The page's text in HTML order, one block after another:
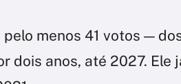
menos 41 votos —
dois anos, até 2027. Ele